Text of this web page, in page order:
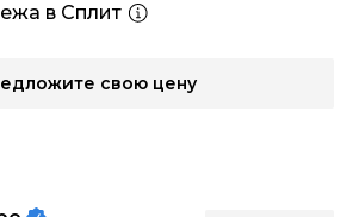
в Сплит
свою цену